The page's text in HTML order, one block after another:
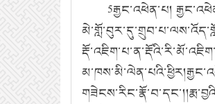
5རྒྱང་འཕེན་པ།